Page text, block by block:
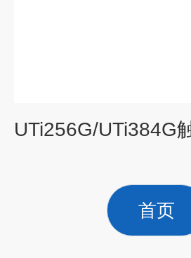
首页